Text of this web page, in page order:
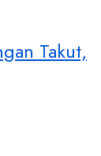
Takut,